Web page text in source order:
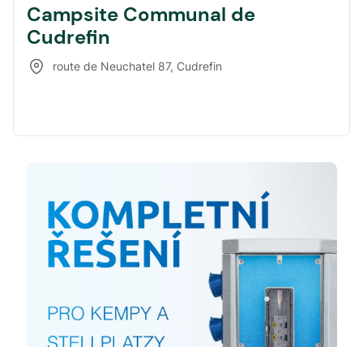
Campsite Communal de
Cudrefin
route de Neuchatel 87, Cudrefin